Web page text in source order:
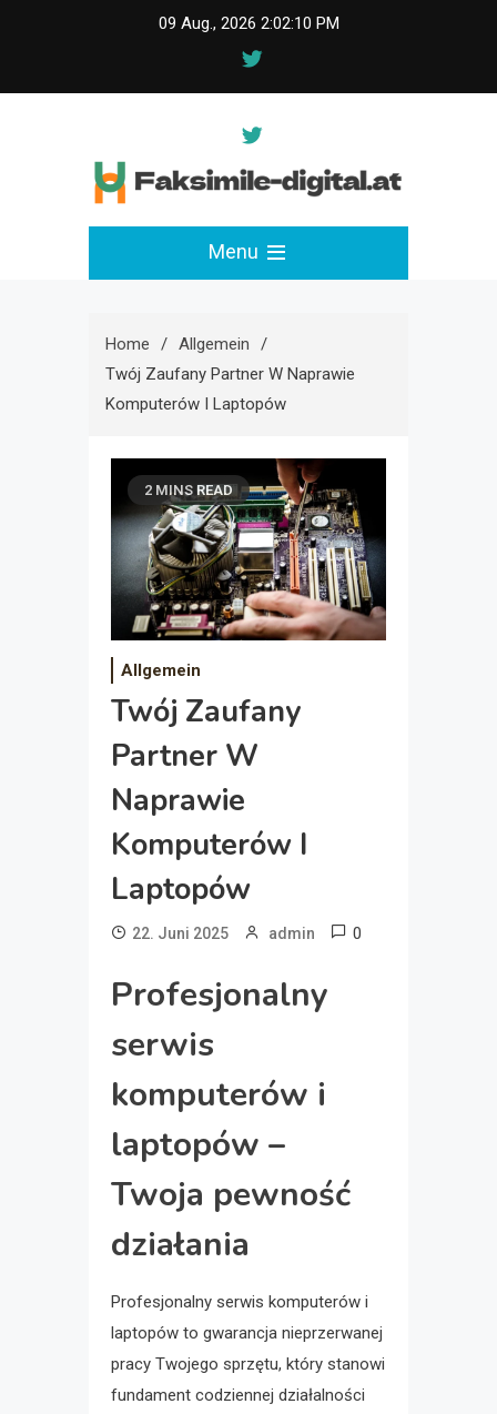
09 Aug., 2026 2:02:11 PM
faksimile-digital.at
Menu
Home
Allgemein
Twój Zaufany Partner W Naprawie
Komputerów I Laptopów
2 MINS READ
Allgemein
Twój Zaufany
Partner W
Naprawie
Komputerów I
Laptopów
22. Juni 2025 admin 0
Profesjonalny
serwis
komputerów i
laptopów –
Twoja pewność
działania
Profesjonalny serwis komputerów i
laptopów to gwarancja nieprzerwanej
pracy Twojego sprzętu, który stanowi
fundament codziennej działalności